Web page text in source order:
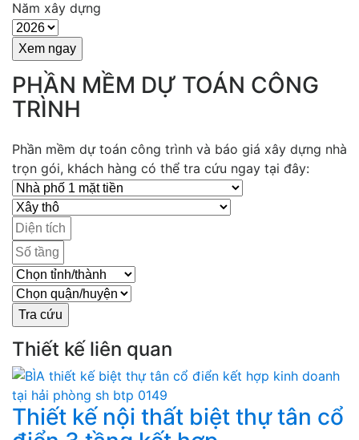
Năm xây dựng
PHẦN MỀM DỰ TOÁN CÔNG
TRÌNH
Phần mềm dự toán công trình và báo giá xây dựng nhà
trọn gói, khách hàng có thể tra cứu ngay tại đây:
Thiết kế liên quan
Thiết kế nội thất biệt thự tân cổ